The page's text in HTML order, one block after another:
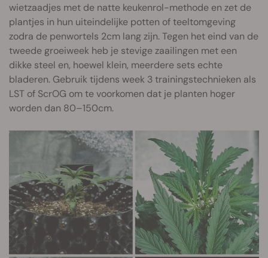
wietzaadjes met de natte keukenrol-methode en zet de
plantjes in hun uiteindelijke potten of teeltomgeving
zodra de penwortels 2cm lang zijn. Tegen het eind van de
tweede groeiweek heb je stevige zaailingen met een
dikke steel en, hoewel klein, meerdere sets echte
bladeren. Gebruik tijdens week 3 trainingstechnieken als
LST of ScrOG om te voorkomen dat je planten hoger
worden dan 80–150cm.